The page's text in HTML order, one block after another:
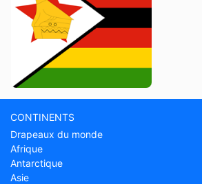
CONTINENTS
Drapeaux du monde
Afrique
Antarctique
Asie